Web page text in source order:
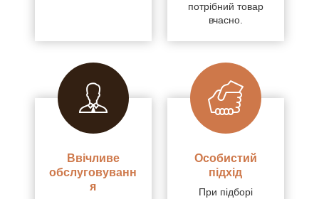
потрібний товар
вчасно.
Ввічливе
обслуговуванн
я
Особистий
підхід
При підборі